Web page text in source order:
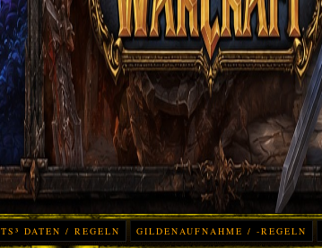
TS³ DATEN / REGELN GILDENAUFNAHME / -REGELN